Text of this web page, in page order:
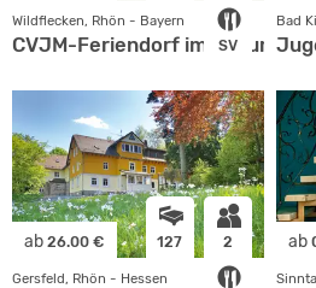
SV
Wildflecken, Rhön - Bayern
CVJM-Feriendorf im Naturpark
Bad
ab 26.00 € 127 2
Gersfeld, Rhön - Hessen
ab